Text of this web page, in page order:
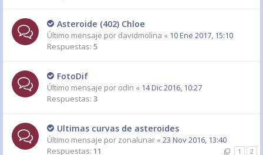
Asteroide (402) Chloe
Último mensaje por davidmolina « 10 Ene 2017, 15:10
Respuestas: 5
FotoDif
Último mensaje por odin « 14 Dic 2016, 10:27
Respuestas: 3
Ultimas curvas de asteroides
Último mensaje por zonalunar « 23 Nov 2016, 13:40
Respuestas: 11 1 2